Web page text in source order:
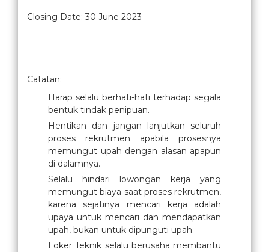
Closing Date: 30 June 2023
Catatan:
Harap selalu berhati-hati terhadap segala
bentuk tindak penipuan.
Hentikan dan jangan lanjutkan seluruh
proses rekrutmen apabila prosesnya
memungut upah dengan alasan apapun
di dalamnya.
Selalu hindari lowongan kerja yang
memungut biaya saat proses rekrutmen,
karena sejatinya mencari kerja adalah
upaya untuk mencari dan mendapatkan
upah, bukan untuk dipunguti upah.
Loker Teknik selalu berusaha membantu